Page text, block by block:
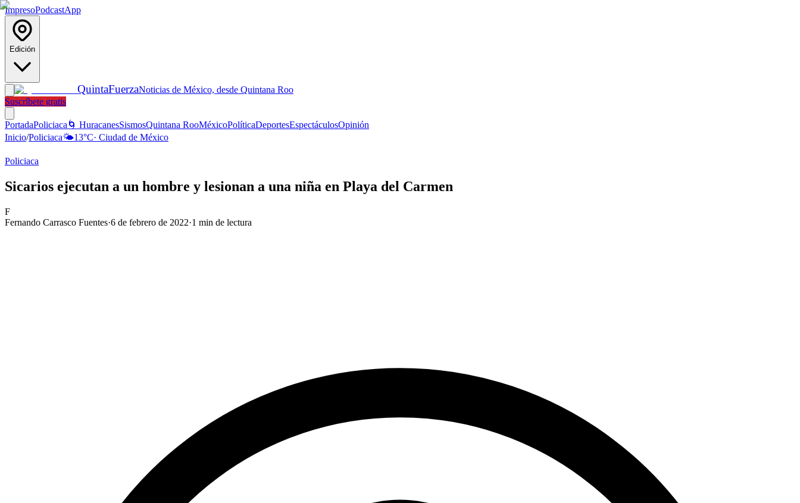
ImpresoPodcastApp
Edición
QuintaFuerzaNoticias de México, desde Quintana Roo
Suscríbete gratis
PortadaPoliciaca 🌀 HuracanesSismosQuintana RooMéxicoPolíticaDeportesEspectáculosOpinión
Inicio/Policiaca🌤️13°C· Ciudad de México
Policiaca
Sicarios ejecutan a un hombre y lesionan a una niña en Playa del Carmen
F
Fernando Carrasco Fuentes·6 de febrero de 2022·1 min de lectura